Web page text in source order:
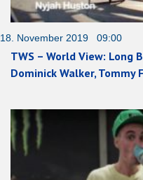
18. November 2019 09:00
TWS – World View: Long
Dominick Walker, Tommy